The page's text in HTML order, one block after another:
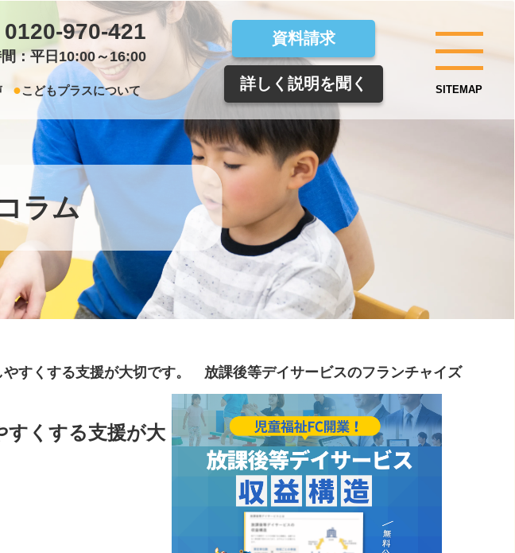
0120-970-421
：平日10:00～16:00
こどもプラスについて
資料請求
詳しく説明を聞く SITEMAP
ラム
すくする支援が大切です。 放課後等デイサービスのフランチャイズ
すくする支援が大